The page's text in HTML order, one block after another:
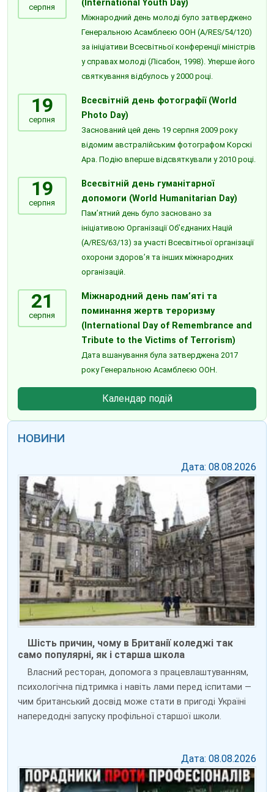
серпня (International Youth Day)
Міжнародний день молоді було затверджено
Генеральною Асамблеєю ООН (A/RES/54/120)
за ініціативи Всесвітньої конференції міністрів
у справах молоді (Лісабон, 1998). Уперше його
святкування відбулось у 2000 році.
19
серпня
Всесвітній день фотографії (World
Photo Day)
Заснований цей день 19 серпня 2009 року
відомим австралійським фотографом Корскі
Ара. Подію вперше відсвяткували у 2010 році.
19
серпня
Всесвітній день гуманітарної
допомоги (World Humanitarian Day)
Пам’ятний день було засновано за
ініціативою Організації Об’єднаних Націй
(A/RES/63/13) за участі Всесвітньої організації
охорони здоров’я та інших міжнародних
організацій.
21
серпня
Міжнародний день пам’яті та
поминання жертв тероризму
(International Day of Remembrance and
Tribute to the Victims of Terrorism)
Дата вшанування була затверджена 2017
року Генеральною Асамблеєю ООН.
Календар подій
НОВИНИ
Дата: 08.08.2026
Шість причин, чому в Британії коледжі так
само популярні, як і старша школа
Власний ресторан, допомога з працевлаштуванням,
психологічна підтримка і навіть лами перед іспитами —
чим британський досвід може стати в пригоді Україні
напередодні запуску профільної старшої школи.
Дата: 08.08.2026